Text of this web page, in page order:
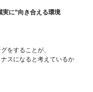
実に”向き合える環境
をすることが、
スになると考えているか